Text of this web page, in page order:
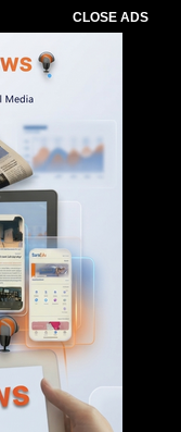
CLOSE ADS